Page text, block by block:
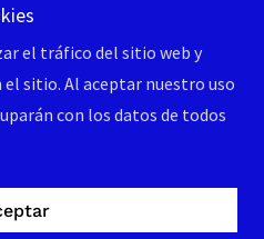
TEC
+52 5544712347
el tráfico del sitio web y
sitio. Al aceptar nuestro uso
con los datos de todos